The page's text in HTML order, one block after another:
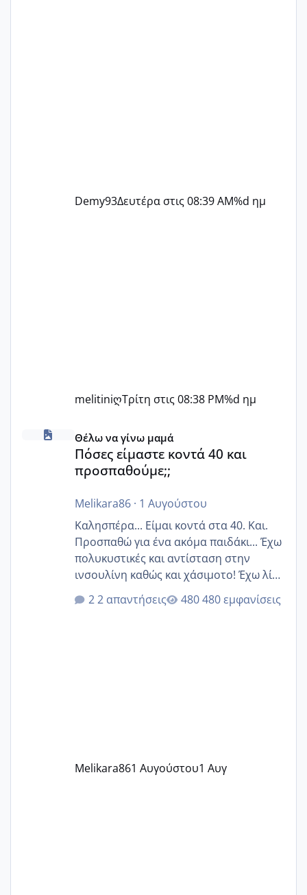
Demy93Δευτέρα στις 08:39 AM%d ημ
melitiniღΤρίτη στις 08:38 PM%d ημ
Πόσες είμαστε κοντά 40 και προσπαθούμε;;
Θέλω να γίνω μαμά
Πόσες είμαστε κοντά 40 και
προσπαθούμε;;
Melikara86· 1 Αυγούστου
Καλησπέρα... Είμαι κοντά στα 40. Και.
Προσπαθώ για ένα ακόμα παιδάκι... Έχω
πολυκυστικές και αντίσταση στην
ινσουλίνη καθώς και χάσιμοτο! Έχω λίγα
κιλά παραπάνω και όσο κ αν προσπαθώ
δεν χάνω εύκολα! Προσπαθώ για ακόμη
2 απαντήσεις 480 εμφανίσεις
Melikara861 Αυγούστου1 Αυγ